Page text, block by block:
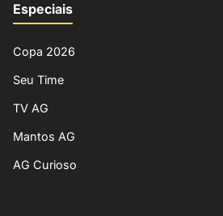
Especiais
Copa 2026
Seu Time
TV AG
Mantos AG
AG Curioso